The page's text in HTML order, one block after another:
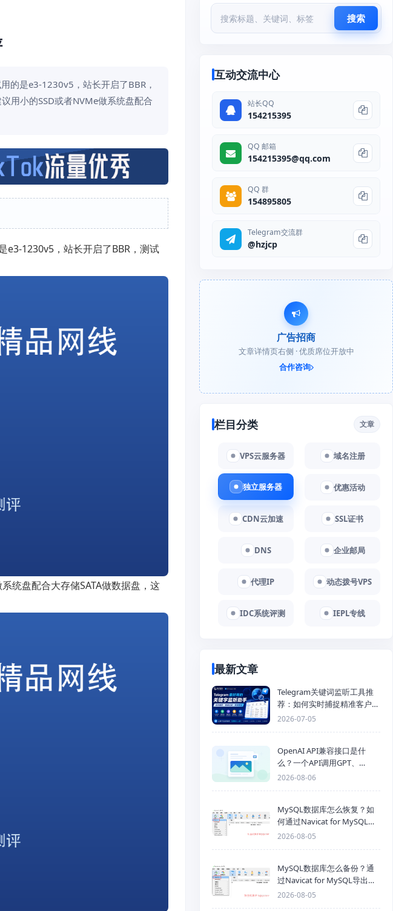
的是e3-1230v5，站长开启了BBR，
用小的SSD或者NVMe做系统盘配合
1230v5，站长开启了BBR，测试
统盘配合大存储SATA做数据盘，这
搜索
互动交流中心
站长QQ
154215395
QQ 邮箱
154215395@qq.com
QQ 群
154895805
Telegram交流群
@hzjcp
广告招商
文章详情页右侧 · 优质席位开放中
合作咨询
栏目分类 文章
VPS云服务器 域名注册
独立服务器 优惠活动
CDN云加速 SSL证书
DNS 企业邮局
代理IP 动态拨号VPS
IDC系统评测 IEPL专线
最新文章
Telegram关键词监听工具推
荐：如何实时捕捉精准客户，
提高获客效率？
2026-07-05
OpenAI API兼容接口是什
么？一个API调用GPT、
Claude、Gemini、DeepSeek
2026-08-06
MySQL数据库怎么恢复？如
何通过Navicat for MySQL导
入SQL备份文件
2026-08-05
MySQL数据库怎么备份？通
过Navicat for MySQL导出
Mysql数据库为SQL格式备份
2026-08-05